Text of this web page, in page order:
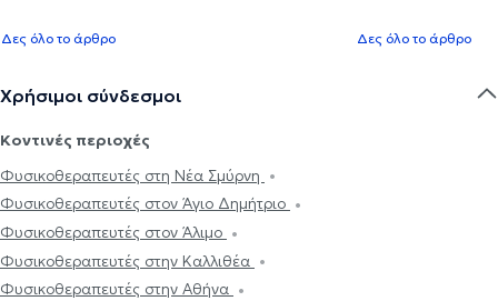
Δες όλο το άρθρο Δες όλο το άρθρο
Χρήσιμοι σύνδεσμοι
Κοντινές περιοχές
Φυσικοθεραπευτές στη Νέα Σμύρνη
Φυσικοθεραπευτές στον Άγιο Δημήτριο
Φυσικοθεραπευτές στον Άλιμο
Φυσικοθεραπευτές στην Καλλιθέα
Φυσικοθεραπευτές στην Αθήνα